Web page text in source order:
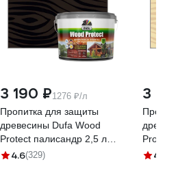
3 190 ₽1276 ₽/л
Пропитка для защиты
древесины Dufa Wood
Protect палисандр 2,5 л
Н0000006651
4.6(329)
3
Protect
4.6